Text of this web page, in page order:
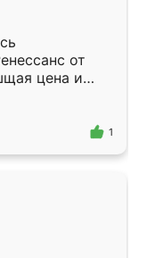
от
цена и
Приехавший
1